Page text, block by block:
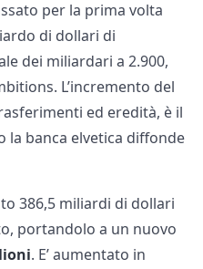
per la prima volta
di dollari di
dei miliardari a 2.900,
L’incremento del
ed eredità, è il
la banca elvetica diffonde
386,5 miliardi di dollari
portandolo a un nuovo
. E’ aumentato in